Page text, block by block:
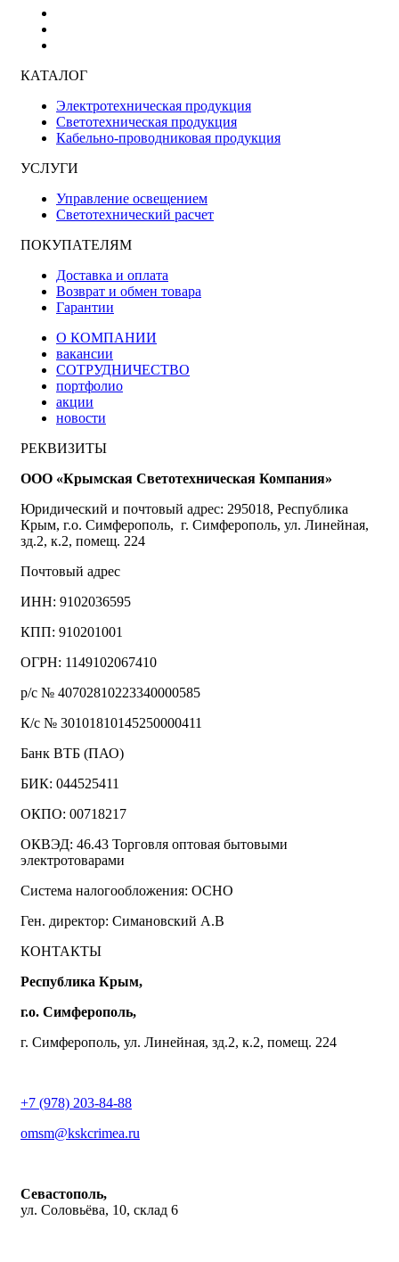
КАТАЛОГ
Электротехническая продукция
Светотехническая продукция
Кабельно-проводниковая продукция
УСЛУГИ
Управление освещением
Светотехнический расчет
ПОКУПАТЕЛЯМ
Доставка и оплата
Возврат и обмен товара
Гарантии
О КОМПАНИИ
вакансии
СОТРУДНИЧЕСТВО
портфолио
акции
новости
РЕКВИЗИТЫ
ООО «Крымская Светотехническая Компания»
Юридический и почтовый адрес: 295018, Республика
Крым, г.о. Симферополь, г. Симферополь, ул. Линейная,
зд.2, к.2, помещ. 224
Почтовый адрес
ИНН: 9102036595
КПП: 910201001
ОГРН: 1149102067410
р/с № 40702810223340000585
К/с № 30101810145250000411
Банк ВТБ (ПАО)
БИК: 044525411
ОКПО: 00718217
ОКВЭД: 46.43 Торговля оптовая бытовыми
электротоварами
Система налогообложения: ОСНО
Ген. директор: Симановский А.В
КОНТАКТЫ
Республика Крым,
г.о. Симферополь,
г. Симферополь, ул. Линейная, зд.2, к.2, помещ. 224
+7 (978) 203-84-88
omsm@kskcrimea.ru
Севастополь,
ул. Соловьёва, 10, склад 6